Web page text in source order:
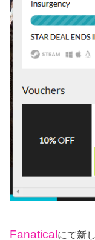
Fanatical にて新